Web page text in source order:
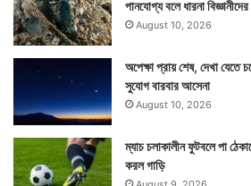
কি রঙের পোশাক পরবেন : আর্থিক
পানযোগ্য বলে ধারনা বিজ্ঞানীদের
August 10, 2026
অপেক্ষা প্রায় শেষ, দেখা যেতে
সুযোগ বারবার আসেনা
August 10, 2026
ম্যাচ চলাকালীন ফুটবলে পা
করল গাড়ি